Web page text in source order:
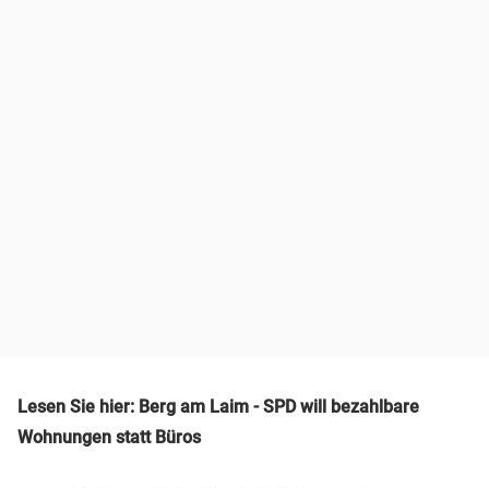
Lesen Sie hier: Berg am Laim - SPD will bezahlbare
Wohnungen statt Büros